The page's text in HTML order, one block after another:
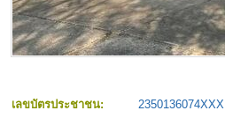
เลขบัตรประชาชน: 2350136074XXX